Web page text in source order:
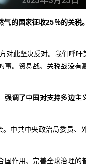
的国家征收25％的关税
对此坚决反对。我们呼吁
。贸易战、关税战没有
强调了中国对支持多边主
中共中央政治局委员、
作用、完善全球治理的